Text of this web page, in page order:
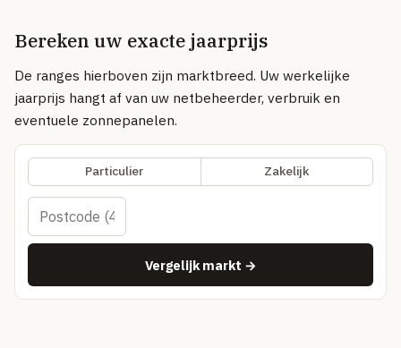
Bereken uw exacte jaarprijs
De ranges hierboven zijn marktbreed. Uw werkelijke
jaarprijs hangt af van uw netbeheerder, verbruik en
eventuele zonnepanelen.
Particulier Zakelijk
Vergelijk markt →